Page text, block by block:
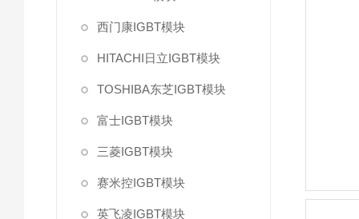
西门康IGBT模块
HITACHI日立IGBT模块
TOSHIBA东芝IGBT模块
富士IGBT模块
三菱IGBT模块
赛米控IGBT模块
英飞凌IGBT模块